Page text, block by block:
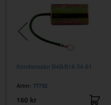
Kondensator B4B/B16 54-61
Artnr: 77732
160 kr